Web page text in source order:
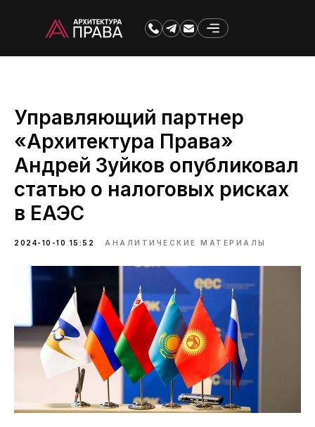
Управляющий партнер
«Архитектура Права»
Андрей Зуйков опубликовал
статью о налоговых рисках
в ЕАЭС
2024-10-10 15:52 АНАЛИТИЧЕСКИЕ МАТЕРИАЛЫ